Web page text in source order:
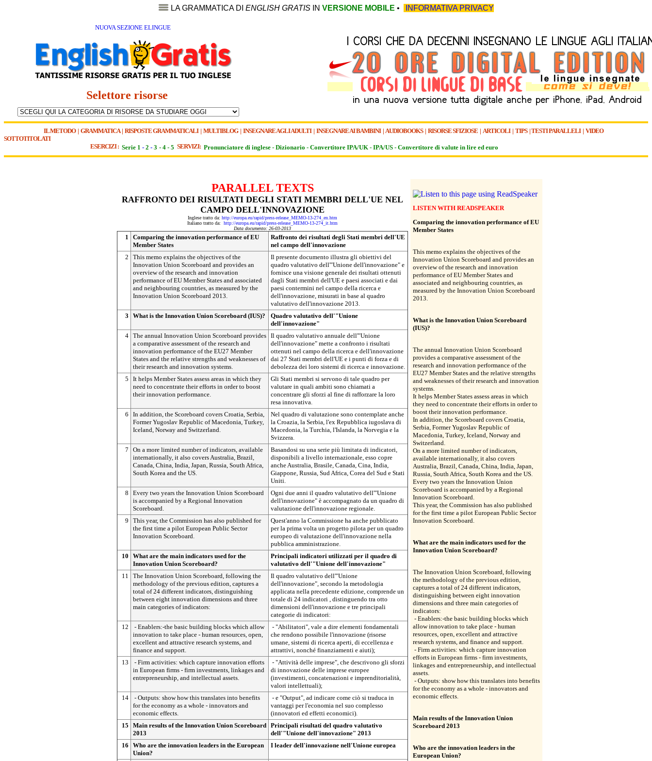
LA GRAMMATICA DI ENGLISH GRATIS IN VERSIONE MOBILE • INFORMATIVA PRIVACY
NUOVA SEZIONE ELINGUE
Selettore risorse
IL METODO| GRAMMATICA| RISPOSTE GRAMMATICALI| MULTIBLOG| INSEGNARE AGLI ADULTI | INSEGNARE AI BAMBINI| AUDIOBOOKS| RISORSE SFIZIOSE | ARTICOLI| TIPS|TESTI PARALLELI| VIDEO
SOTTOTITOLATI
ESERCIZI : Serie 1 - 2 - 3 - 4 - 5 SERVIZI: Pronunciatore di inglese - Dizionario - Convertitore IPA/UK - IPA/US - Convertitore di valute in lire ed euro
PARALLEL TEXTS
RAFFRONTO DEI RISULTATI DEGLI STATI MEMBRI DELL'UE NEL
CAMPO DELL'INNOVAZIONE
Inglese tratto da: http://europa.eu/rapid/press-release_MEMO-13-274_en.htm
Italiano tratto da: http://europa.eu/rapid/press-release_MEMO-13-274_it.htm
Data documento: 26-03-2013
1
Comparing the innovation performance of EU
Member States
Raffronto dei risultati degli Stati membri dell'UE
nel campo dell'innovazione
2
This memo explains the objectives of the
Innovation Union Scoreboard and provides an
overview of the research and innovation
performance of EU Member States and associated
and neighbouring countries, as measured by the
Innovation Union Scoreboard 2013.
Il presente documento illustra gli obiettivi del
quadro valutativo dell'"Unione dell'innovazione" e
fornisce una visione generale dei risultati ottenuti
dagli Stati membri dell'UE e paesi associati e dai
paesi contermini nel campo della ricerca e
dell'innovazione, misurati in base al quadro
valutativo dell'innovazione 2013.
3
What is the Innovation Union Scoreboard (IUS)?
Quadro valutativo dell'"Unione
dell'innovazione"
4 The annual Innovation Union Scoreboard provides
a comparative assessment of the research and
innovation performance of the EU27 Member
States and the relative strengths and weaknesses of
their research and innovation systems.
Il quadro valutativo annuale dell'"Unione
dell'innovazione" mette a confronto i risultati
ottenuti nel campo della ricerca e dell'innovazione
dai 27 Stati membri dell'UE e i punti di forza e di
debolezza dei loro sistemi di ricerca e innovazione.
5
It helps Member States assess areas in which they
need to concentrate their efforts in order to boost
their innovation performance.
Gli Stati membri si servono di tale quadro per
valutare in quali ambiti sono chiamati a
concentrare gli sforzi al fine di rafforzare la loro
resa innovativa.
6
In addition, the Scoreboard covers Croatia, Serbia,
Former Yugoslav Republic of Macedonia, Turkey,
Iceland, Norway and Switzerland.
Nel quadro di valutazione sono contemplate anche
la Croazia, la Serbia, l'ex Repubblica iugoslava di
Macedonia, la Turchia, l'Islanda, la Norvegia e la
Svizzera.
7
On a more limited number of indicators, available
internationally, it also covers Australia, Brazil,
Canada, China, India, Japan, Russia, South Africa,
South Korea and the US.
Basandosi su una serie più limitata di indicatori,
disponibili a livello internazionale, esso copre
anche Australia, Brasile, Canada, Cina, India,
Giappone, Russia, Sud Africa, Corea del Sud e Stati
Uniti.
8
Every two years the Innovation Union Scoreboard
is accompanied by a Regional Innovation
Scoreboard.
Ogni due anni il quadro valutativo dell'"Unione
dell'innovazione" è accompagnato da un quadro di
valutazione dell'innovazione regionale.
9
This year, the Commission has also published for
the first time a pilot European Public Sector
Innovation Scoreboard.
Quest'anno la Commissione ha anche pubblicato
per la prima volta un progetto pilota per un quadro
europeo di valutazione dell'innovazione nella
pubblica amministrazione.
10
What are the main indicators used for the
Innovation Union Scoreboard?
Principali indicatori utilizzati per il quadro di
valutativo dell'"Unione dell'innovazione"
11
The Innovation Union Scoreboard, following the
methodology of the previous edition, captures a
total of 24 different indicators, distinguishing
between eight innovation dimensions and three
main categories of indicators:
Il quadro valutativo dell'"Unione
dell'innovazione", secondo la metodologia
applicata nella precedente edizione, comprende un
totale di 24 indicatori , distinguendo tra otto
dimensioni dell'innovazione e tre principali
categorie di indicatori:
12
- Enablers:-the basic building blocks which allow
innovation to take place - human resources, open,
excellent and attractive research systems, and
finance and support.
- "Abilitatori", vale a dire elementi fondamentali
che rendono possibile l'innovazione (risorse
umane, sistemi di ricerca aperti, di eccellenza e
attrattivi, nonché finanziamenti e aiuti);
13
- Firm activities: which capture innovation efforts
in European firms - firm investments, linkages and
entrepreneurship, and intellectual assets.
- "Attività delle imprese", che descrivono gli sforzi
di innovazione delle imprese europee
(investimenti, concatenazioni e imprenditorialità,
valori intellettuali);
14
- Outputs: show how this translates into benefits
for the economy as a whole - innovators and
economic effects.
- e "Output", ad indicare come ciò si traduca in
vantaggi per l'economia nel suo complesso
(innovatori ed effetti economici).
15
Main results of the Innovation Union Scoreboard
2013
Principali risultati del quadro valutativo
dell'"Unione dell'innovazione" 2013
16
Who are the innovation leaders in the European
Union?
I leader dell'innovazione nell'Unione europea
LISTEN WITH READSPEAKER
Comparing the innovation performance of EU
Member States
This memo explains the objectives of the
Innovation Union Scoreboard and provides an
overview of the research and innovation
performance of EU Member States and
associated and neighbouring countries, as
measured by the Innovation Union Scoreboard
2013.
What is the Innovation Union Scoreboard
(IUS)?
The annual Innovation Union Scoreboard
provides a comparative assessment of the
research and innovation performance of the
EU27 Member States and the relative strengths
and weaknesses of their research and innovation
systems.
It helps Member States assess areas in which
they need to concentrate their efforts in order to
boost their innovation performance.
In addition, the Scoreboard covers Croatia,
Serbia, Former Yugoslav Republic of
Macedonia, Turkey, Iceland, Norway and
Switzerland.
On a more limited number of indicators,
available internationally, it also covers
Australia, Brazil, Canada, China, India, Japan,
Russia, South Africa, South Korea and the US.
Every two years the Innovation Union
Scoreboard is accompanied by a Regional
Innovation Scoreboard.
This year, the Commission has also published
for the first time a pilot European Public Sector
Innovation Scoreboard.
What are the main indicators used for the
Innovation Union Scoreboard?
The Innovation Union Scoreboard, following
the methodology of the previous edition,
captures a total of 24 different indicators,
distinguishing between eight innovation
dimensions and three main categories of
indicators:
- Enablers:-the basic building blocks which
allow innovation to take place - human
resources, open, excellent and attractive
research systems, and finance and support.
- Firm activities: which capture innovation
efforts in European firms - firm investments,
linkages and entrepreneurship, and intellectual
assets.
- Outputs: show how this translates into benefits
for the economy as a whole - innovators and
economic effects.
Main results of the Innovation Union
Scoreboard 2013
Who are the innovation leaders in the
European Union?